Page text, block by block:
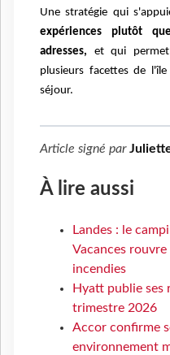
Une stratégie qui
expériences plutôt
adresses, et qui
plusieurs facettes de
séjour.
Article signé par
À lire aussi
Landes : le
Vacances rouvre
incendies
Hyatt publie ses
trimestre 2026
Accor confirme
environnement